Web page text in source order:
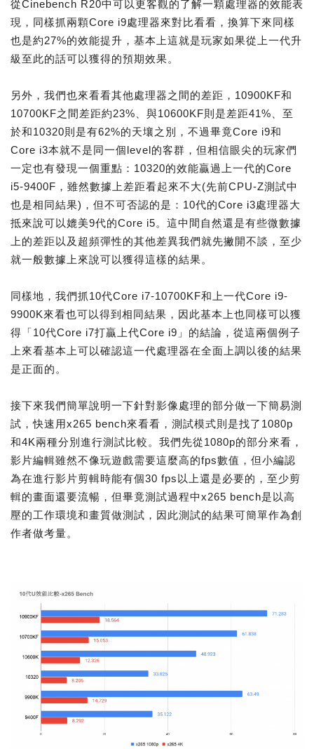
從Cinebench R20中可以更客觀的了解一顆處理器的效能表
現，同樣抓兩顆Core i9處理器來對比看看，換算下來同樣
也是約27%的效能提升，基本上這就是玩家如果從上一代升
級至此的話可以獲得的預期效果。
另外，我們也來看看其他處理器之間的差距，10900KF和
10700KF之間差距約23%、與10600KF則是差距41%、至
於和10320則是有62%的天壤之別，不過畢竟Core i9和
Core i3本就不是同一個level的客群，但相信眼尖的玩家們
一定也有發現一個重點：10320的效能贏過上一代的Core
i5-9400F，雖然數據上差距看起來不大(先前CPU-Z測試中
也是相同結果)，但不可否認的是：10代的Core i3處理器大
抵來說可以媲美9代的Core i5。這中間自然還是有些微數據
上的差距以及超頻彈性的其他差異我們就先撇開不談，至少
就一般數據上來說可以獲得這樣的結果。
同樣地，我們抓10代Core i7-10700KF和上一代Core i9-
9900K來看也可以得到相同結果，因此基本上也同樣可以獲
得「10代Core i7打贏上代Core i9」的結論，從這兩個例子
上來看基本上可以確認這一代處理器在全面上調以後的結果
是正面的。
接下來我們簡單說明一下針對影像處理的部分做一下簡易測
試，快速用x265 bench來看看，測試模式則是找了1080p
和4K兩種分別進行測試比較。我們先從1080p的部分來看，
影片編輯雖然不像玩遊戲需要這麼高的fps數值，但小編認
為在進行影片剪輯時能有個30 fps以上還是必要的，至少剪
輯的畫面還要流暢，但畢竟測試過程中x265 bench是以高
壓的工作環境和畫質做測試，因此測試的結果可簡單作為創
作者做考量。